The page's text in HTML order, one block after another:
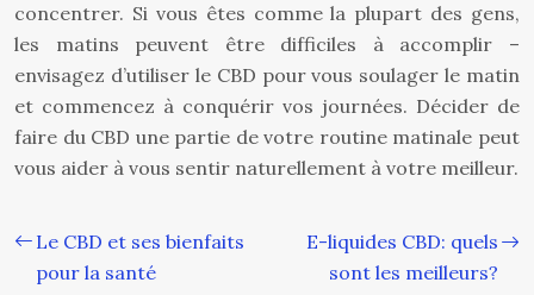
concentrer. Si vous êtes comme la plupart des gens,
les matins peuvent être difficiles à accomplir –
envisagez d’utiliser le CBD pour vous soulager le matin
et commencez à conquérir vos journées. Décider de
faire du CBD une partie de votre routine matinale peut
vous aider à vous sentir naturellement à votre meilleur.
Le CBD et ses bienfaits
pour la santé
E-liquides CBD: quels
sont les meilleurs?